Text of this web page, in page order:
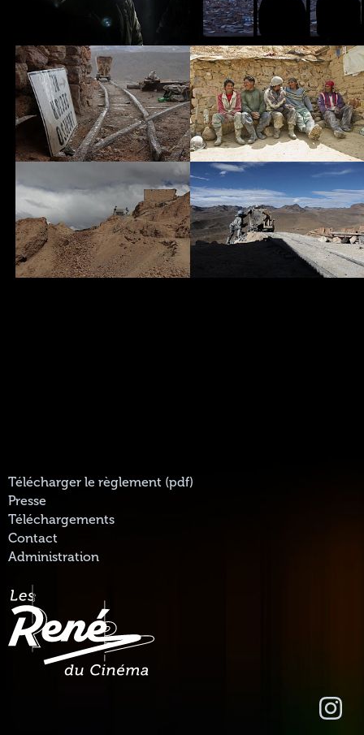
Télécharger le règlement (pdf)
Presse
Téléchargements
Contact
Administration